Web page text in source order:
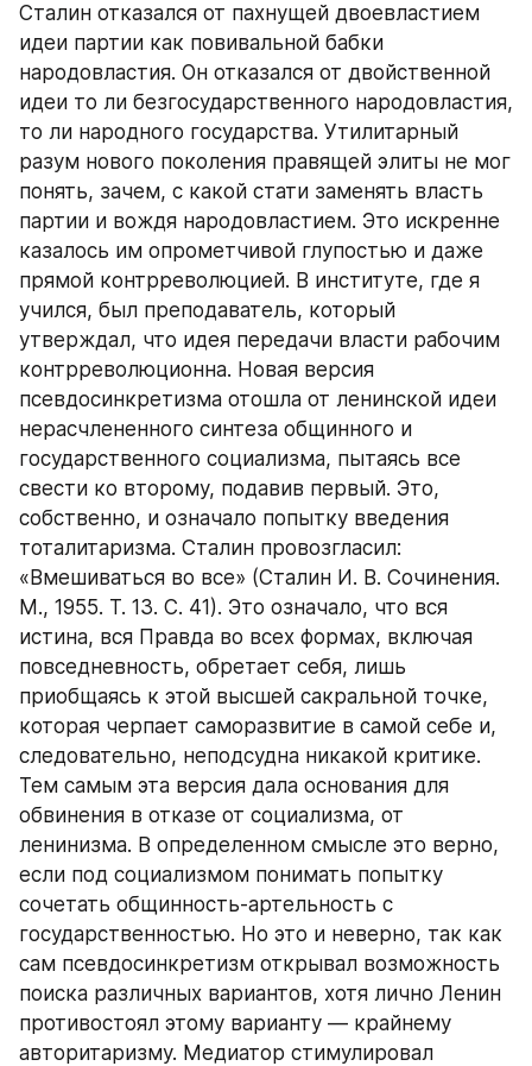
Сталин отказался от пахнущей двоевластием
идеи партии как повивальной бабки
народовластия. Он отказался от двойственной
идеи то ли безгосударственного народовластия,
то ли народного государства. Утилитарный
разум нового поколения правящей элиты не мог
понять, зачем, с какой стати заменять власть
партии и вождя народовластием. Это искренне
казалось им опрометчивой глупостью и даже
прямой контрреволюцией. В институте, где я
учился, был преподаватель, который
утверждал, что идея передачи власти рабочим
контрреволюционна. Новая версия
псевдосинкретизма отошла от ленинской идеи
нерасчлененного синтеза общинного и
государственного социализма, пытаясь все
свести ко второму, подавив первый. Это,
собственно, и означало попытку введения
тоталитаризма. Сталин провозгласил:
«Вмешиваться во все» (Сталин И. В. Сочинения.
М., 1955. Т. 13. С. 41). Это означало, что вся
истина, вся Правда во всех формах, включая
повседневность, обретает себя, лишь
приобщаясь к этой высшей сакральной точке,
которая черпает саморазвитие в самой себе и,
следовательно, неподсудна никакой критике.
Тем самым эта версия дала основания для
обвинения в отказе от социализма, от
ленинизма. В определенном смысле это верно,
если под социализмом понимать попытку
сочетать общинность-артельность с
государственностью. Но это и неверно, так как
сам псевдосинкретизм открывал возможность
поиска различных вариантов, хотя лично Ленин
противостоял этому варианту — крайнему
авторитаризму. Медиатор стимулировал